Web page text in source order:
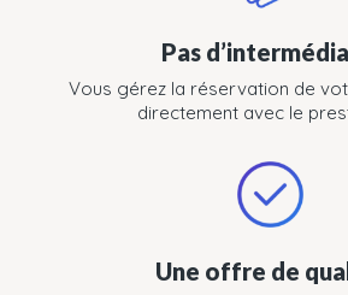
Pas
Vous gérez la réservation de
directement avec le
Une offre de